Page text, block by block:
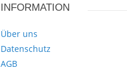
INFORMATION
Über uns
Datenschutz
AGB